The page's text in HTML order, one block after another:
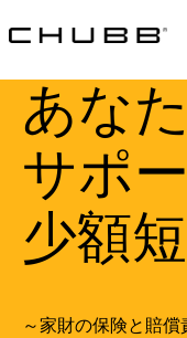
あな
サポ
少額
～家財の保険と賠